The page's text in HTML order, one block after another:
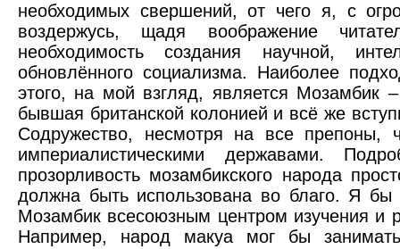
необходимых свершений, от чего я, с
воздержусь, щадя воображение
необходимость создания научной,
обновлённого социализма. Наиболее
этого, на мой взгляд, является Мозамбик
бывшая британской колонией и всё же
Содружество, несмотря на все препоны,
империалистическими державами.
прозорливость мозамбикского народа
должна быть использована во благо. Я бы
Мозамбик всесоюзным центром изучения и
Например, народ макуа мог бы